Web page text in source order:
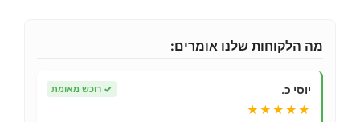
מה הלקוחות שלנו אומרים:
יוסי כ. ✓ רוכש מאומת
★★★★★